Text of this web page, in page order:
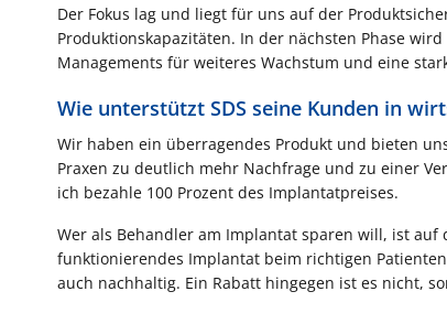
Der Fokus lag und liegt für uns auf der
Produktionskapazitäten. In der nächsten Phase
Managements für weiteres Wachstum und eine
Wie unterstützt SDS seine Kunden in
Wir haben ein überragendes Produkt und bieten
Praxen zu deutlich mehr Nachfrage und zu einer
ich bezahle 100 Prozent des Implantatpreises.
Wer als Behandler am Implantat sparen will, ist
funktionierendes Implantat beim richtigen
auch nachhaltig. Ein Rabatt hingegen ist es nicht,